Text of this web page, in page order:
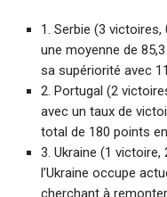
1. Serbie (3
une moyenne de
sa supériorité avec
2. Portugal (2
avec un taux de
total de 180 points
3. Ukraine (1
l’Ukraine occupe
cherchant à